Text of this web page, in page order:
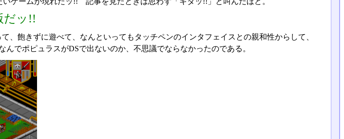
だッ!!
、飽きずに遊べて、なんといってもタッチペンのインタフェイスとの親和性からして、
んでポピュラスがDSで出ないのか、不思議でならなかったのである。